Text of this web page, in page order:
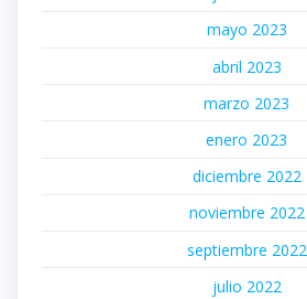
mayo 2023
abril 2023
marzo 2023
enero 2023
diciembre 2022
noviembre 2022
septiembre 2022
julio 2022